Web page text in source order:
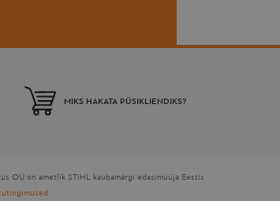
MIKS HAKATA PÜSIKLIENDIKS?
OÜ on ametlik STIHL kaubamärgi edasimüüja Eestis